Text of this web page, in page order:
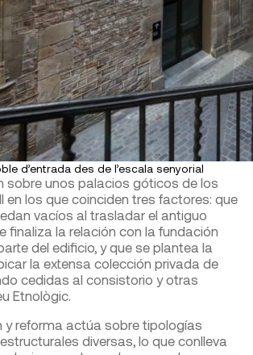
d’entrada des de l’escala senyorial
sobre unos palacios góticos de los
en los que coinciden tres factores: que
vacíos al trasladar el antiguo
finaliza la relación con la fundación
del edificio, y que se plantea la
la extensa colección privada de
cedidas al consistorio y otras
Etnològic.
y reforma actúa sobre tipologías
diversas, lo que conlleva